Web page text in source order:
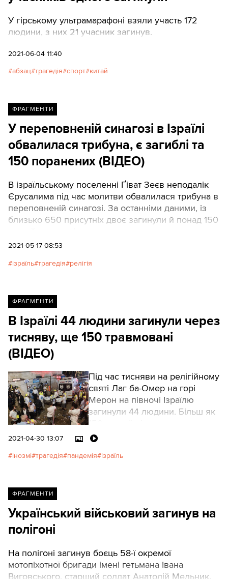
У гірському ультрамарафоні взяли участь 172
людини, з них 21 учасник загинув.
2021-06-04 11:40
абзац трагедія спорт китай
ФРАГМЕНТИ
У переповненій синагозі в Ізраїлі
обвалилася трибуна, є загиблі та
150 поранених (ВІДЕО)
В ізраїльському поселенні Ґіват Зеєв неподалік
Єрусалима під час молитви обвалилася трибуна в
переповненій синагозі. За останніми даними, із
близько 650 присутніх двоє загинули й понад 150
2021-05-17 08:53
ізраїль трагедія релігія
ФРАГМЕНТИ
В Ізраїлі 44 людини загинули через
тисняву, ще 150 травмовані
(ВІДЕО)
Під час тисняви на релігійному
святі Лаг ба-Омер на горі
Мерон на півночі Ізраїлю
загинули 44 людини. Більш як
шість із них перебувають у
важкому. В Ізраїлі рівень
2021-04-30 13:07
інозмі трагедія пандемія ізраїль
ФРАГМЕНТИ
Український військовий загинув на
полігоні
На полігоні загинув боєць 58-ї окремої
мотопіхотної бригади імені гетьмана Івана
Виговського, старший солдат Анатолій Мельник.